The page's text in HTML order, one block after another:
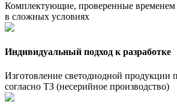
Комплектующие, проверенные временем
в сложных условиях
Индивидуальный подход к разработке
Изготовление светодиодной продукции
согласно ТЗ (несерийное производство)